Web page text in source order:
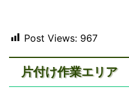
Post Views: 967
片付け作業エリア